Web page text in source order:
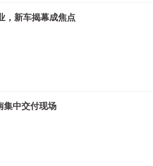
，新车揭幕成焦点
集中交付现场